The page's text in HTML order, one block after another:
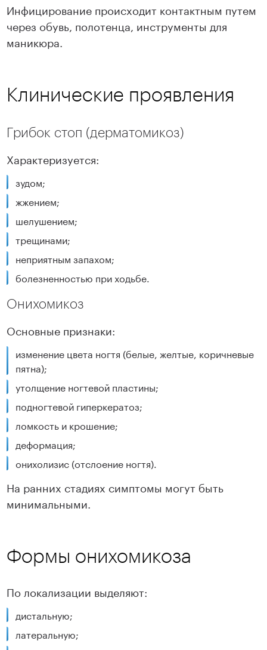
Инфицирование происходит контактным путем
через обувь, полотенца, инструменты для
маникюра.
Клинические проявления
Грибок стоп (дерматомикоз)
Характеризуется:
зудом;
жжением;
шелушением;
трещинами;
неприятным запахом;
болезненностью при ходьбе.
Онихомикоз
Основные признаки:
изменение цвета ногтя (белые, желтые, коричневые
пятна);
утолщение ногтевой пластины;
подногтевой гиперкератоз;
ломкость и крошение;
деформация;
онихолизис (отслоение ногтя).
На ранних стадиях симптомы могут быть
минимальными.
Формы онихомикоза
По локализации выделяют:
дистальную;
латеральную;